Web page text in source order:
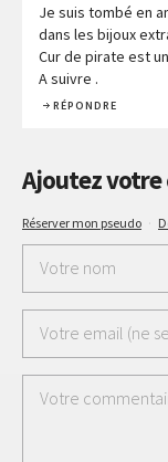
Je suis tombé en
dans les bijoux
Cur de pirate est
A suivre .
RÉPONDRE
Ajoutez
Réserver mon pseudo ·